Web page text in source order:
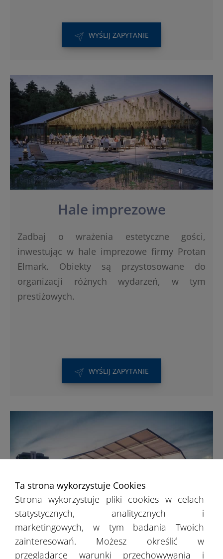
WYŚLIJ ZAPYTANIE
Hale imprezowe
Zadbaj o wrażenia estetyczne gości,
inwestując w hale imprezowe firmy Protan
Elmark. Obiekty są przystosowane do
organizacji różnych wydarzeń, w tym
prestiżowych.
WYŚLIJ ZAPYTANIE
Hale sportowe
Ta strona wykorzystuje Cookies
Strona wykorzystuje pliki cookies w celach
statystycznych, analitycznych i
marketingowych, w tym badania Twoich
zainteresowań. Możesz określić w
przeglądarce warunki przechowywania i